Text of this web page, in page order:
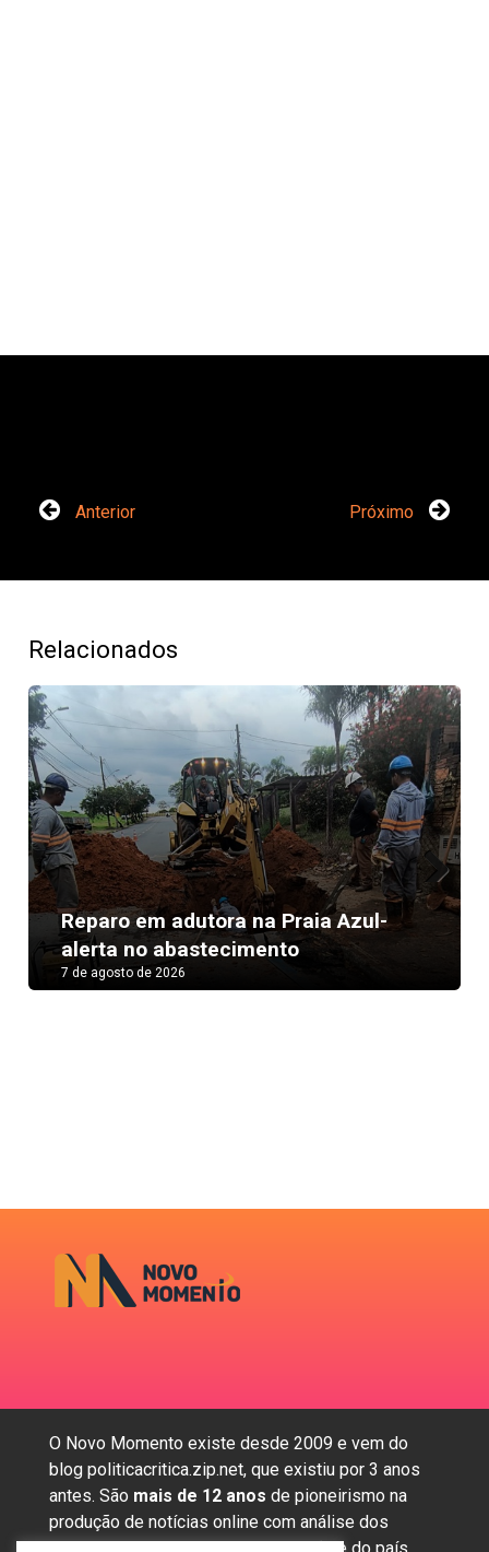
Anterior Próximo
Relacionados
Reparo em adutora na Praia Azul-
alerta no abastecimento
7 de agosto de 2026
Next
O Novo Momento existe desde 2009 e vem do
blog politicacritica.zip.net, que existiu por 3 anos
antes. São mais de 12 anos de pioneirismo na
produção de notícias online com análise dos